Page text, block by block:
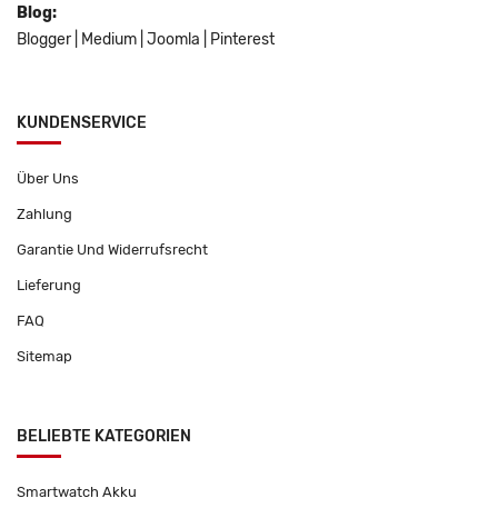
Blog:
Blogger
Medium Joomla Pinterest
KUNDENSERVICE
Über Uns
Zahlung
Garantie Und Widerrufsrecht
Lieferung
FAQ
Sitemap
BELIEBTE KATEGORIEN
Smartwatch Akku